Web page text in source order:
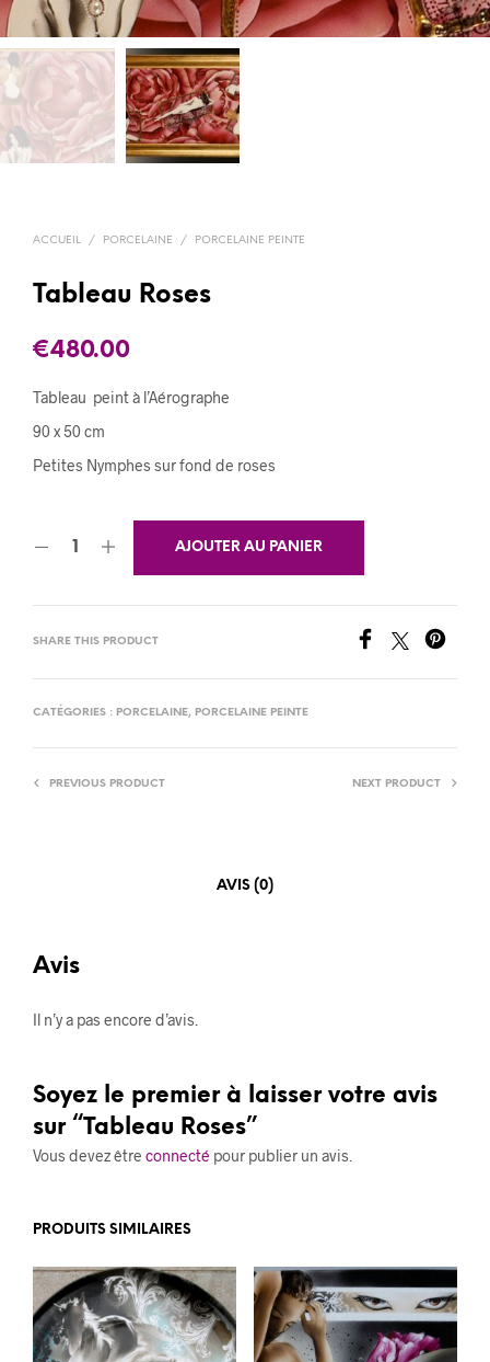
ACCUEIL / PORCELAINE / PORCELAINE PEINTE
Tableau Roses
€480.00
Tableau peint à l’Aérographe
90 x 50 cm
Petites Nymphes sur fond de roses
AJOUTER AU PANIER
SHARE THIS PRODUCT
CATÉGORIES : PORCELAINE, PORCELAINE PEINTE
PREVIOUS PRODUCT NEXT PRODUCT
AVIS (0)
Avis
Il n’y a pas encore d’avis.
Soyez le premier à laisser votre avis
sur “Tableau Roses”
Vous devez être connecté pour publier un avis.
PRODUITS SIMILAIRES